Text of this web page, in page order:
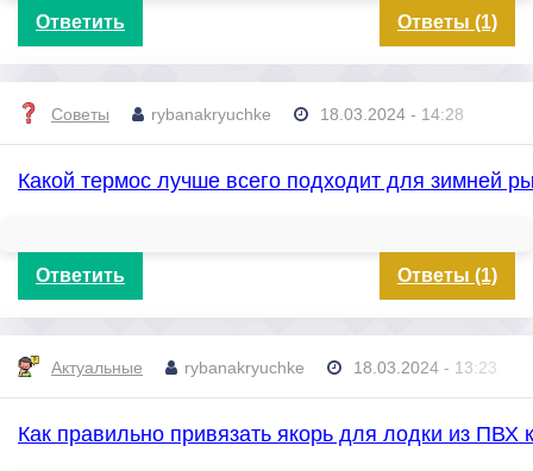
Ответить Ответы (1)
Советы rybanakryuchke 18.03.2024 - 14:28
Какой термос лучше всего подходит для зимней
Ответить Ответы (1)
Актуальные rybanakryuchke 18.03.2024 - 13:23
Как правильно привязать якорь для лодки из ПВХ